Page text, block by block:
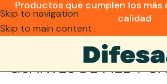
Skip to navigation
Skip to main content
GUANTES DE PIEL Y
Productos que cumplen los más
calidad